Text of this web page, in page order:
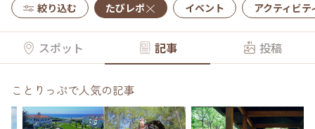
絞り込む たびレポ イベント アクティビテ
スポット 記事 投稿
ことりっぷで人気の記事